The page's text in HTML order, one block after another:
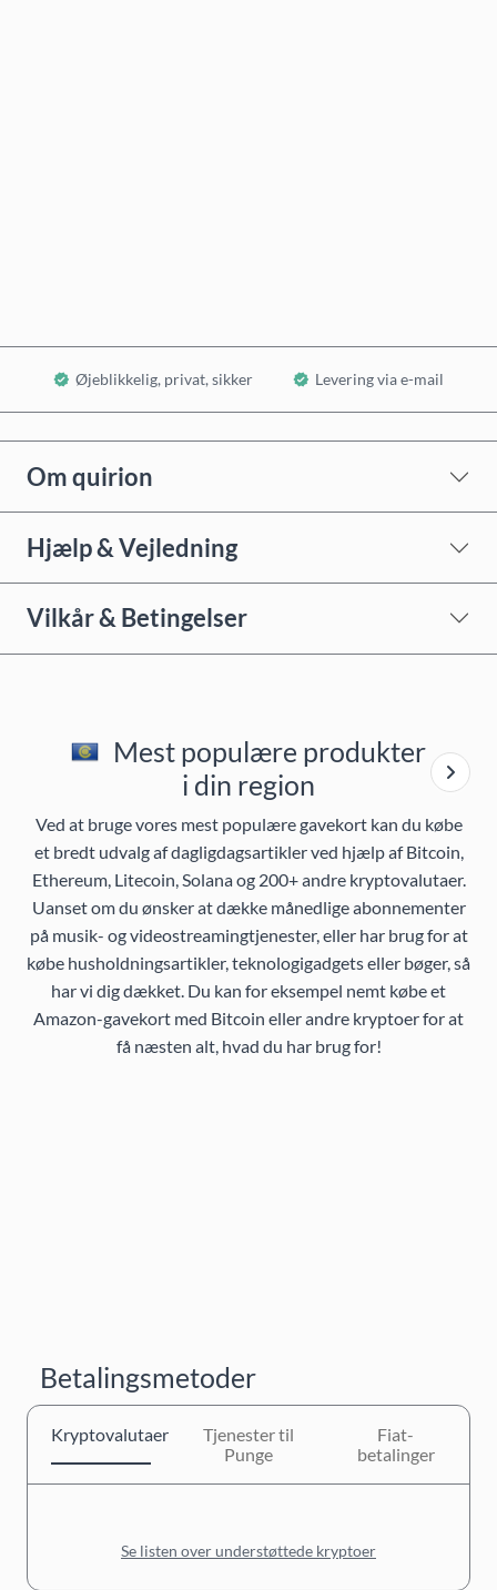
Øjeblikkelig, privat, sikker Levering via e-mail
Om quirion
Hjælp & Vejledning
Vilkår & Betingelser
Mest populære produkter
i din region
Ved at bruge vores mest populære gavekort kan du købe
et bredt udvalg af dagligdagsartikler ved hjælp af Bitcoin,
Ethereum, Litecoin, Solana og 200+ andre kryptovalutaer.
Uanset om du ønsker at dække månedlige abonnementer
på musik- og videostreamingtjenester, eller har brug for at
købe husholdningsartikler, teknologigadgets eller bøger, så
har vi dig dækket. Du kan for eksempel nemt købe et
Amazon-gavekort med Bitcoin eller andre kryptoer for at
få næsten alt, hvad du har brug for!
Betalingsmetoder
Kryptovalutaer
Tjenester til
Punge
Fiat-
betalinger
Se listen over understøttede kryptoer